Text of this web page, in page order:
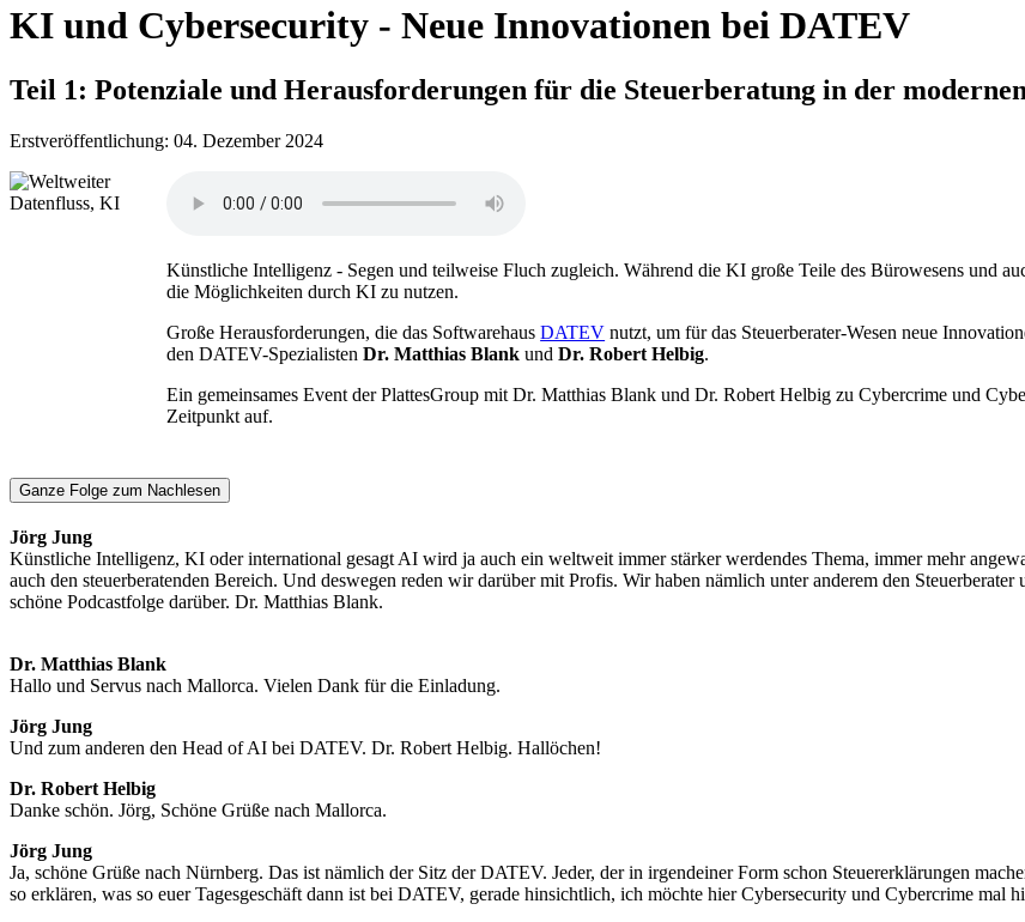
KI und Cybersecurity - Neue Innovationen bei DATEV
Teil 1: Potenziale und Herausforderungen für die Steuerberatung in der
Erstveröffentlichung: 04. Dezember 2024
Künstliche Intelligenz - Segen und teilweise Fluch zugleich. Während die KI große Teile des Bürowesens und
die Möglichkeiten durch KI zu nutzen.
Große Herausforderungen, die das SoftwarehausDATEV nutzt, um für das Steuerberater-Wesen neue
den DATEV-SpezialistenDr. Matthias Blank undDr. Robert Helbig.
Ein gemeinsames Event der PlattesGroup mit Dr. Matthias Blank und Dr. Robert Helbig zu Cybercrime und
Zeitpunkt auf.
Ganze Folge zum Nachlesen
Jörg Jung
Künstliche Intelligenz, KI oder international gesagt AI wird ja auch ein weltweit immer stärker werdendes Thema, immer mehr
auch den steuerberatenden Bereich. Und deswegen reden wir darüber mit Profis. Wir haben nämlich unter anderem den
schöne Podcastfolge darüber. Dr. Matthias Blank.
Dr. Matthias Blank
Hallo und Servus nach Mallorca. Vielen Dank für die Einladung.
Jörg Jung
Und zum anderen den Head of AI bei DATEV. Dr. Robert Helbig. Hallöchen!
Dr. Robert Helbig
Danke schön. Jörg, Schöne Grüße nach Mallorca.
Jörg Jung
Ja, schöne Grüße nach Nürnberg. Das ist nämlich der Sitz der DATEV. Jeder, der in irgendeiner Form schon Steuererklärungen
so erklären, was so euer Tagesgeschäft dann ist bei DATEV, gerade hinsichtlich, ich möchte hier Cybersecurity und Cybercrime mal